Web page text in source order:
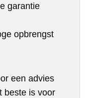
garantie
opbrengst
een advies
beste is voor